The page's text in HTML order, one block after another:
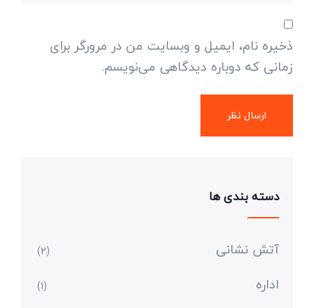
ذخیره نام، ایمیل و وبسایت من در مرورگر برای
زمانی که دوباره دیدگاهی می‌نویسم.
دسته بندی ها
آتش نشانی (2)
اداره (1)